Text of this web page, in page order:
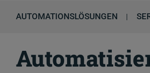
AUTOMATIONSLÖSUNGEN